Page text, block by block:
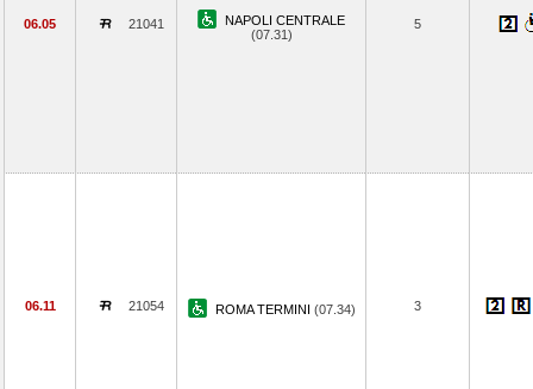
06.05 21041
NAPOLI CENTRALE
(07.31)
5
06.11 21054 ROMA TERMINI (07.34) 3